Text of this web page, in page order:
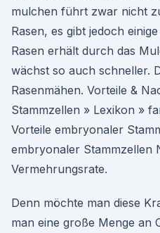
mulchen führt zwar nicht
Rasen, es gibt jedoch
Rasen erhält durch das
wächst so auch schneller.
Rasenmähen. Vorteile &
Stammzellen » Lexikon »
Vorteile embryonaler
embryonaler Stammzellen
Vermehrungsrate.
Denn möchte man diese
man eine große Menge an